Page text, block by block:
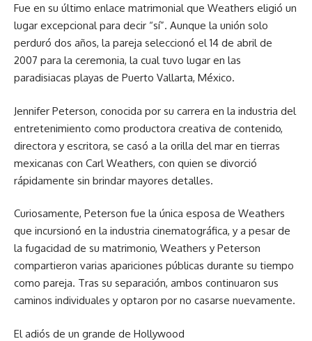
Fue en su último enlace matrimonial que Weathers eligió un
lugar excepcional para decir “sí”. Aunque la unión solo
perduró dos años, la pareja seleccionó el 14 de abril de
2007 para la ceremonia, la cual tuvo lugar en las
paradisiacas playas de Puerto Vallarta, México.
Jennifer Peterson, conocida por su carrera en la industria del
entretenimiento como productora creativa de contenido,
directora y escritora, se casó a la orilla del mar en tierras
mexicanas con Carl Weathers, con quien se divorció
rápidamente sin brindar mayores detalles.
Curiosamente, Peterson fue la única esposa de Weathers
que incursionó en la industria cinematográfica, y a pesar de
la fugacidad de su matrimonio, Weathers y Peterson
compartieron varias apariciones públicas durante su tiempo
como pareja. Tras su separación, ambos continuaron sus
caminos individuales y optaron por no casarse nuevamente.
El adiós de un grande de Hollywood